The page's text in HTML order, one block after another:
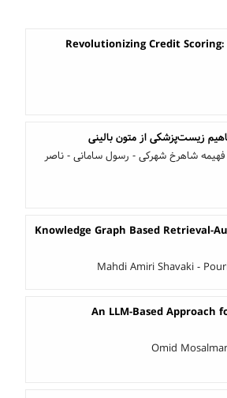
Revolutionizing Credit
زیست‌پزشکی از متون بالینی
شاهرخ شهرکی - رسول سامانی - ناصر
Knowledge Graph Based Retrieval-
Mahdi Amiri Shavaki -
An LLM-Based Approach
Omid